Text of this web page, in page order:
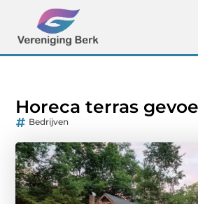
Horeca terras
Bedrijven